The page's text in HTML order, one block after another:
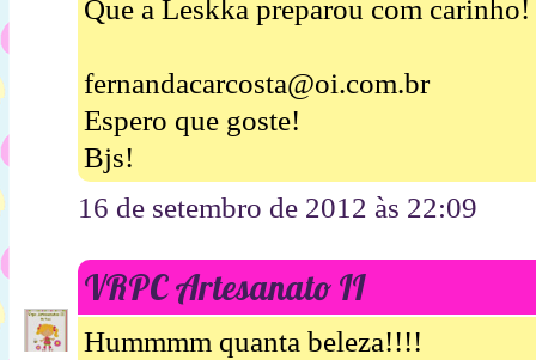
Que a Leskka preparou com carinho!
fernandacarcosta@oi.com.br
Espero que goste!
Bjs!
16 de setembro de 2012 às 22:09
VRPC Artesanato II
Hummmm quanta beleza!!!!